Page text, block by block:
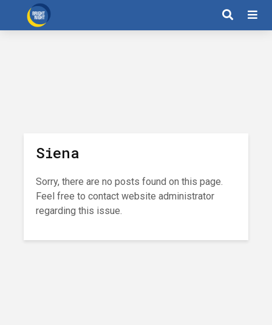
Siena
Sorry, there are no posts found on this page.
Feel free to contact website administrator
regarding this issue.